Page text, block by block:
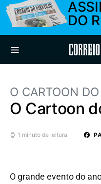
DO
O CARTOON
O Cartoon
1 minuto de leitura
O grande evento do